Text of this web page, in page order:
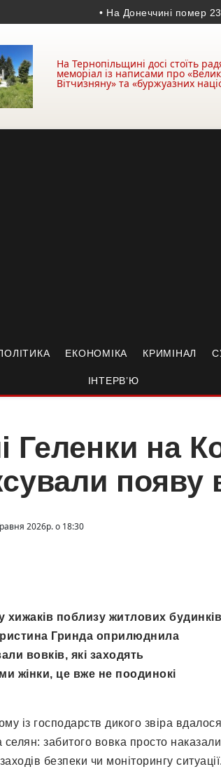
• На Донеччині помер 23-
На Тернопільщині досі стоїть
меморіал із написами про
Вітчизняну» та «буржуазних
ЕКОНОМІКА КРИМІНАЛ
ІНТЕРВ’Ю
Геленки на
появу
2026р. о 18:30
поблизу житлових
Гринда оприлюднила
вовків, які заходять
жінки, це вже не поодинокі
із господарств дикого звіра вдалося
забитого вовка просто наказали
безпеки чи моніторингу ситуації.